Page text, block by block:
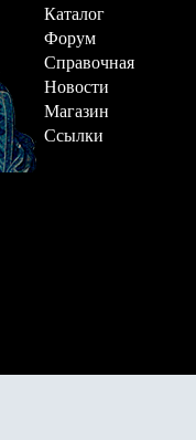
Каталог
Форум
Справочная
Новости
Магазин
Ссылки